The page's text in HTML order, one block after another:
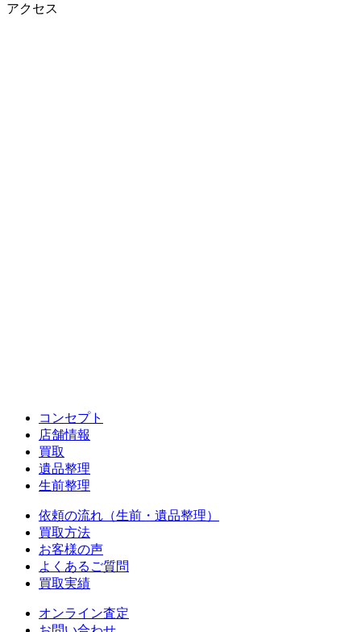
アクセス
コンセプト
店舗情報
買取
遺品整理
生前整理
依頼の流れ（生前・遺品整理）
買取方法
お客様の声
よくあるご質問
買取実績
オンライン査定